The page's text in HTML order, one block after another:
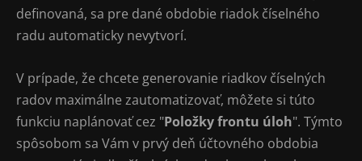
definovaná, sa pre dané obdobie riadok číselného
radu automaticky nevytvorí.
V prípade, že chcete generovanie riadkov číselných
radov maximálne zautomatizovať, môžete si túto
funkciu naplánovať cez "Položky frontu úloh". Týmto
spôsobom sa Vám v prvý deň účtovného obdobia